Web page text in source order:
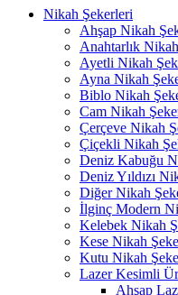
Nikah Şekerleri
Ahşap Nikah
Anahtarlık
Ayetli Nikah
Ayna Nikah
Biblo Nikah
Cam Nikah
Çerçeve Nikah
Çiçekli Nikah
Deniz Kabuğu
Deniz Yıldızı
Diğer Nikah
İlginç Modern
Kelebek Nikah
Kese Nikah
Kutu Nikah
Lazer Kesimli
Ahşap